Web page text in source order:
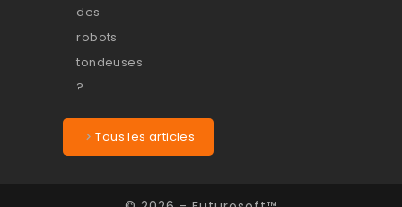
Tous les articles